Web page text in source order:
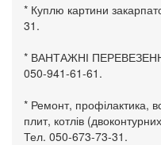
* Куплю картини
31.
* ВАНТАЖНІ
050-941-61-61.
* Ремонт, профілактика,
плит, котлів
Тел. 050-673-73-31.